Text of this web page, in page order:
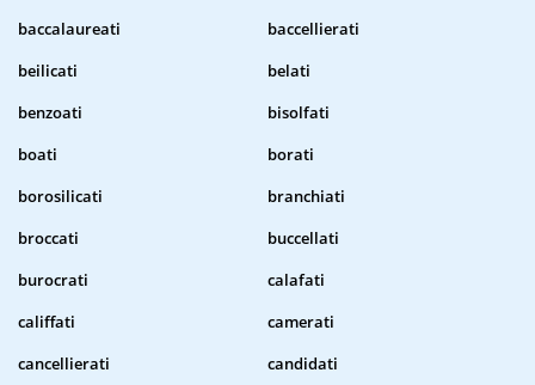
baccalaureati
baccellierati
beilicati
belati
benzoati
bisolfati
boati
borati
borosilicati
branchiati
broccati
buccellati
burocrati
calafati
califfati
camerati
cancellierati
candidati